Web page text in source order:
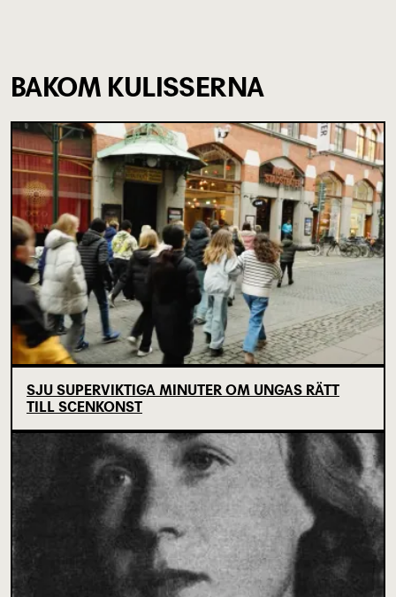
BAKOM KULISSERNA
SJU SUPERVIKTIGA MINUTER OM UNGAS RÄTT
TILL SCENKONST